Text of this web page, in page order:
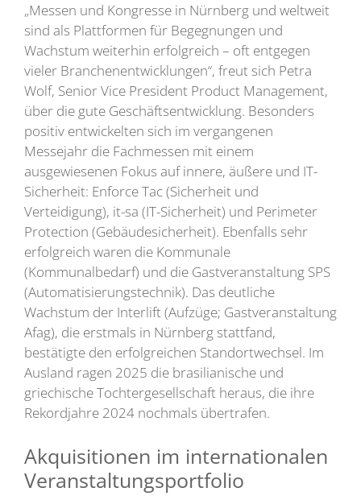
„Messen und Kongresse in Nürnberg und weltweit
sind als Plattformen für Begegnungen und
Wachstum weiterhin erfolgreich – oft entgegen
vieler Branchenentwicklungen“, freut sich Petra
Wolf, Senior Vice President Product Management,
über die gute Geschäftsentwicklung. Besonders
positiv entwickelten sich im vergangenen
Messejahr die Fachmessen mit einem
ausgewiesenen Fokus auf innere, äußere und IT-
Sicherheit: Enforce Tac (Sicherheit und
Verteidigung), it-sa (IT-Sicherheit) und Perimeter
Protection (Gebäudesicherheit). Ebenfalls sehr
erfolgreich waren die Kommunale
(Kommunalbedarf) und die Gastveranstaltung SPS
(Automatisierungstechnik). Das deutliche
Wachstum der Interlift (Aufzüge; Gastveranstaltung
Afag), die erstmals in Nürnberg stattfand,
bestätigte den erfolgreichen Standortwechsel. Im
Ausland ragen 2025 die brasilianische und
griechische Tochtergesellschaft heraus, die ihre
Rekordjahre 2024 nochmals übertrafen.
Akquisitionen im internationalen
Veranstaltungsportfolio